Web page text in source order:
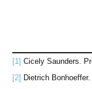
[1] Cicely Saunders.
[2] Dietrich